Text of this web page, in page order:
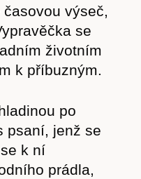
výseč,
se
životním
k příbuzným.
po
psaní, jenž se
k ní
prádla,